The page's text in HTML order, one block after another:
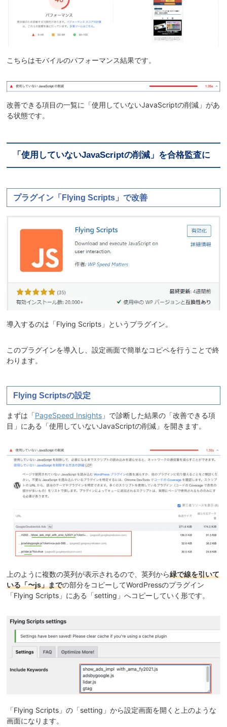
こちらはモバイルのパフォーマンス結果です。
改善できる項目の一覧に「使用していないJavaScriptの削減」があ
る状態です。
「使用していないJavaScriptの削減」を合格監査に
プラグイン「Flying Scripts」で改善
導入するのは「Flying Scripts」というプラグイン。
このプラグインを導入し、設定画面で簡単なコピペを行うことで終
わります。
Flying Scriptsの設定
まずは「PageSpeed Insights 」で診断した結果の「改善できる項
目」にある「使用していないJavaScriptの削減」を開きます。
上のように複数の英列が表示されるので、英列から緑で線を引いて
いる「〜js」までの部分をコピーしてWordPressのプラグイン
「Flying Scripts」にある「setting」へコピーしていく形です。
「Flying Scripts」の「setting」から設定画面を開くと上のような
画面になります。